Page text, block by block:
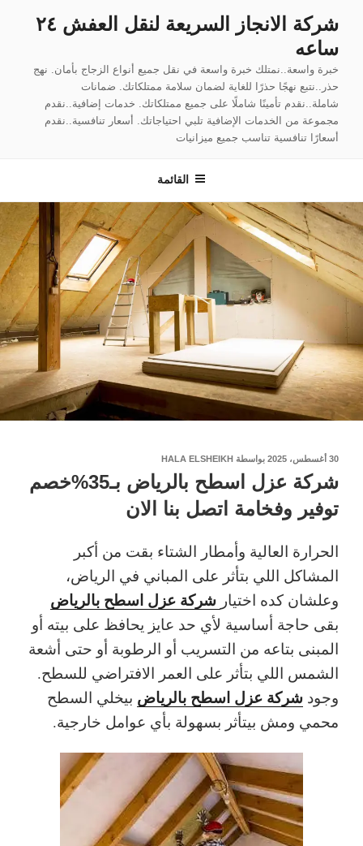
المحتوى
شركة الانجاز السريعة لنقل العفش ٢٤
ساعه
خبرة واسعة..نمتلك خبرة واسعة في نقل جميع أنواع الزجاج بأمان. نهج
حذر..نتبع نهجًا حذرًا للغاية لضمان سلامة ممتلكاتك. ضمانات
شاملة..نقدم تأمينًا شاملًا على جميع ممتلكاتك. خدمات إضافية..نقدم
مجموعة من الخدمات الإضافية تلبي احتياجاتك. أسعار تنافسية..نقدم
أسعارًا تنافسية تناسب جميع ميزانيات
القائمة
نُشر
30 أغسطس، 2025 بواسطة HALA ELSHEIKH
شركة عزل اسطح بالرياض بـ35%خصم
توفير وفخامة اتصل بنا الان
الحرارة العالية وأمطار الشتاء بقت من أكبر
المشاكل اللي بتأثر على المباني في الرياض،
وعلشان كده اختيار شركة عزل اسطح بالرياض
بقى حاجة أساسية لأي حد عايز يحافظ على بيته أو
المبنى بتاعه من التسريب أو الرطوبة أو حتى أشعة
الشمس اللي بتأثر على العمر الافتراضي للسطح.
وجود شركة عزل اسطح بالرياض بيخلي السطح
محمي ومش بيتأثر بسهولة بأي عوامل خارجية.